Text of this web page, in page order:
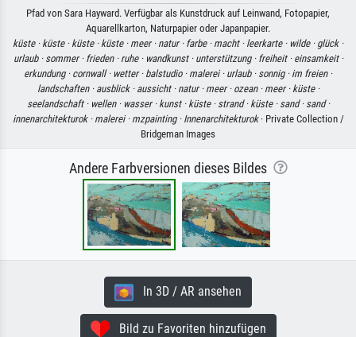
Pfad von Sara Hayward. Verfügbar als Kunstdruck auf Leinwand, Fotopapier,
Aquarellkarton, Naturpapier oder Japanpapier.
küste · küste · küste · küste · meer · natur · farbe · macht · leerkarte · wilde · glück ·
urlaub · sommer · frieden · ruhe · wandkunst · unterstützung · freiheit · einsamkeit ·
erkundung · cornwall · wetter · balstudio · malerei · urlaub · sonnig · im freien ·
landschaften · ausblick · aussicht · natur · meer · ozean · meer · küste ·
seelandschaft · wellen · wasser · kunst · küste · strand · küste · sand · sand ·
innenarchitekturok · malerei · mzpainting · Innenarchitekturok· Private Collection /
Bridgeman Images
Andere Farbversionen dieses Bildes
In 3D / AR ansehen
Bild zu Favoriten hinzufügen